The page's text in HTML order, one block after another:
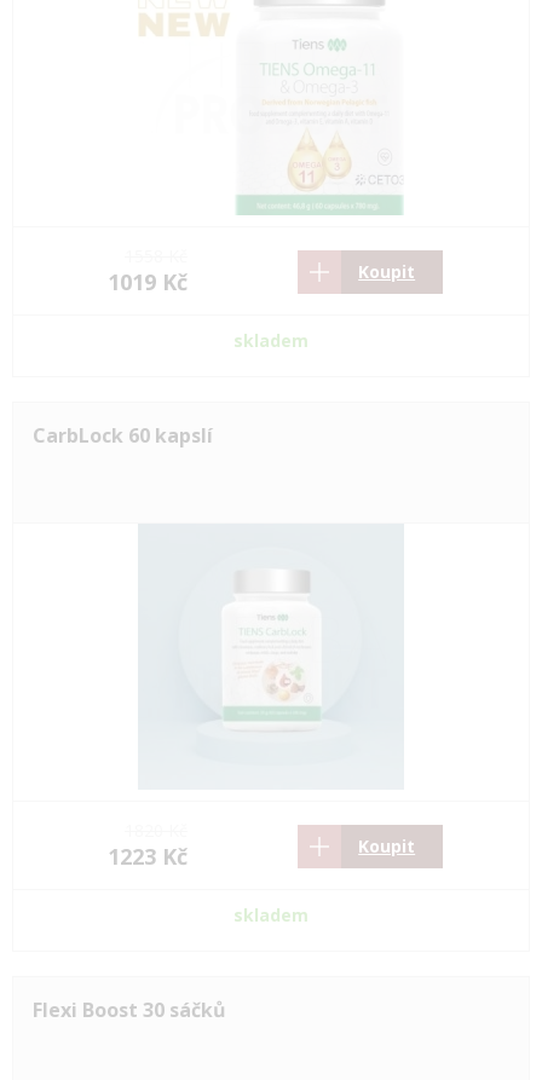
1019 Kč Koupit
skladem
CarbLock 60 kapslí
1223 Kč Koupit
skladem
Flexi Boost 30 sáčků